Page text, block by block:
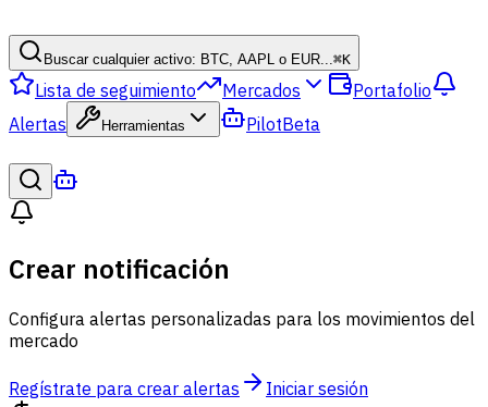
Buscar cualquier activo: BTC, AAPL o EUR...⌘K
Lista de seguimiento Mercados
Portafolio
Alertas
Herramientas PilotBeta
Crear notificación
Configura alertas personalizadas para los movimientos del
mercado
Regístrate para crear alertas Iniciar sesión